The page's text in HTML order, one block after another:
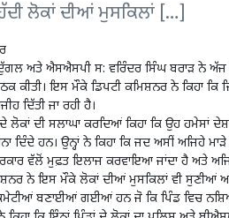
ਲੋਕਾਂ ਦੀਆਂ ਮੁਸਕਿਲਾਂ […]
ਅਤੇ ਐਸਐਸਪੀ ਸ: ਵਰਿੰਦਰ ਸਿੰਘ ਬਰਾੜ ਨੇ
ਇਸ ਮੌਕੇ ਡਿਪਟੀ ਕਮਿਸ਼ਨਰ ਨੇ ਕਿਹਾ ਕਿ
ਦਿੱਤੀ ਜਾ ਰਹੀ ਹੈ।
ਲੋਕਾਂ ਦੀ ਸਲਾਘਾ ਕਰਦਿਆਂ ਕਿਹਾ ਕਿ ਉਹ
ਦਿੰਦੇ ਹਨ। ਉਨ੍ਹਾਂ ਨੇ ਕਿਹਾ ਕਿ ਜਦ ਅਸੀਂ ਅਜਿਹੇ
ਵੱਲੋਂ ਮੁਫ਼ਤ ਇਲਾਜ ਕਰਵਾਇਆ ਜਾਂਦਾ ਹੈ ਅਤੇ
ਨੇ ਇਸ ਮੌਕੇ ਲੋਕਾਂ ਦੀਆਂ ਮੁਸਕਿਲਾਂ ਵੀ ਸੁਣੀਆਂ ਅਤੇ
ਬਣਾਈਆਂ ਗਈਆਂ ਹਨ ਜੋ ਕਿ ਪਿੰਡ ਵਿਚ